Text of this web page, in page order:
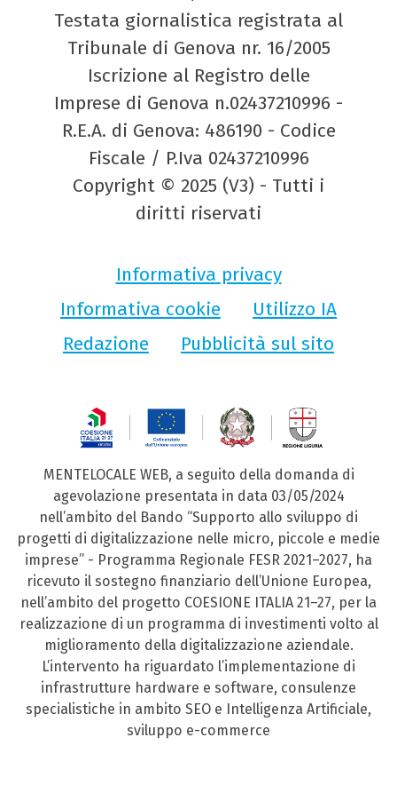
Testata giornalistica registrata al
Tribunale di Genova nr. 16/2005
Iscrizione al Registro delle
Imprese di Genova n.02437210996 -
R.E.A. di Genova: 486190 - Codice
Fiscale / P.Iva 02437210996
Copyright © 2025 (V3) - Tutti i
diritti riservati
Informativa privacy
Informativa cookie
Utilizzo IA
Redazione
Pubblicità sul sito
MENTELOCALE WEB, a seguito della domanda di
agevolazione presentata in data 03/05/2024
nell’ambito del Bando “Supporto allo sviluppo di
progetti di digitalizzazione nelle micro, piccole e medie
imprese” - Programma Regionale FESR 2021–2027, ha
ricevuto il sostegno finanziario dell’Unione Europea,
nell’ambito del progetto COESIONE ITALIA 21–27, per la
realizzazione di un programma di investimenti volto al
miglioramento della digitalizzazione aziendale.
L’intervento ha riguardato l’implementazione di
infrastrutture hardware e software, consulenze
specialistiche in ambito SEO e Intelligenza Artificiale,
sviluppo e-commerce